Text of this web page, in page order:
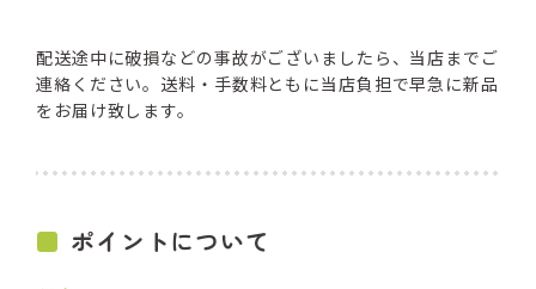
配送途中に破損などの事故がございましたら、当店までご
連絡ください。送料・手数料ともに当店負担で早急に新品
をお届け致します。
ポイントについて